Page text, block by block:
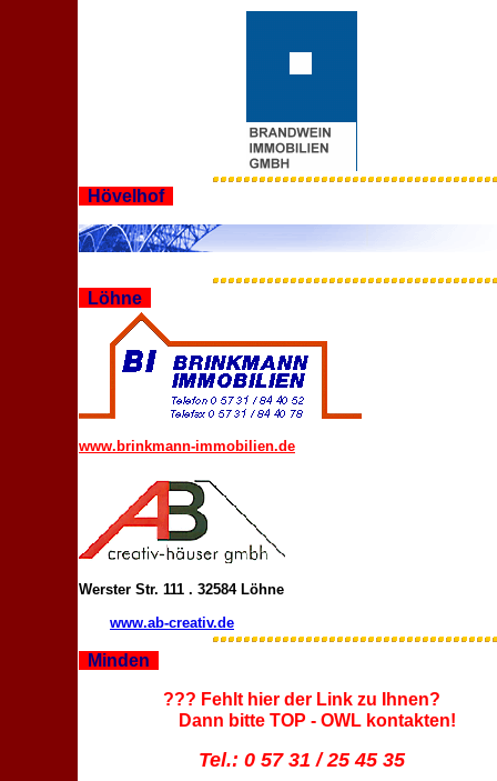
Hövelhof
Löhne
www.brinkmann-immobilien.de
Werster Str. 111 . 32584 Löhne
www.ab-creativ.de
Minden
??? Fehlt hier der Link zu Ihnen?
Dann bitte TOP - OWL kontakten!
Tel.: 0 57 31 / 25 45 35